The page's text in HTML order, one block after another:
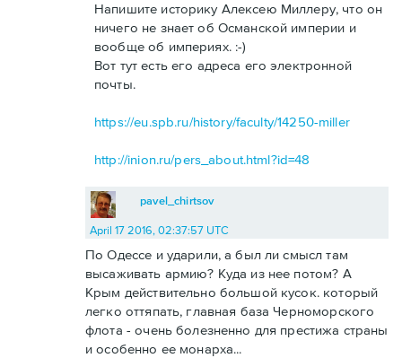
Напишите историку Алексею Миллеру, что он
ничего не знает об Османской империи и
вообще об империях. :-)
Вот тут есть его адреса его электронной
почты.
https://eu.spb.ru/history/faculty/14250-miller
http://inion.ru/pers_about.html?id=48
pavel_chirtsov
April 17 2016, 02:37:57 UTC
По Одессе и ударили, а был ли смысл там
высаживать армию? Куда из нее потом? А
Крым действительно большой кусок. который
легко оттяпать, главная база Черноморского
флота - очень болезненно для престижа страны
и особенно ее монарха...